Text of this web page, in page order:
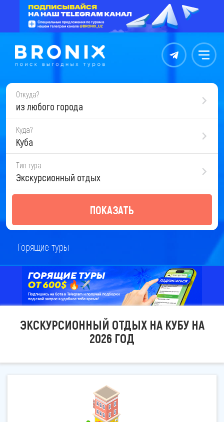
Контакты Меню
Откуда?
из любого города
Куда?
Куба
Тип тура
Экскурсионный отдых
ПОКАЗАТЬ
Горящие туры
ЭКСКУРСИОННЫЙ ОТДЫХ НА КУБУ НА
2026 ГОД